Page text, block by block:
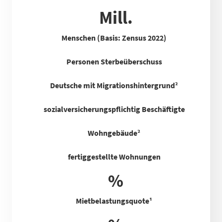
Mill.
Menschen (Basis: Zensus 2022)
Personen Sterbeüberschuss
Deutsche mit Migrationshintergrund²
sozialversicherungspflichtig Beschäftigte
Wohngebäude²
fertiggestellte Wohnungen
%
Mietbelastungsquote¹